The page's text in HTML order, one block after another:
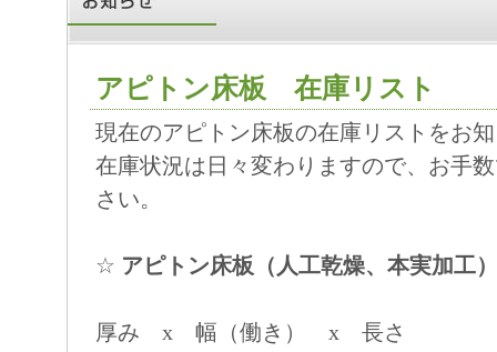
アピトン床板 在庫リスト
現在のアピトン床板の在庫リストをお
在庫状況は日々変わりますので、お手
さい。
☆ アピトン床板（人工乾燥、本実加工）
厚み x 幅（働き） x 長さ